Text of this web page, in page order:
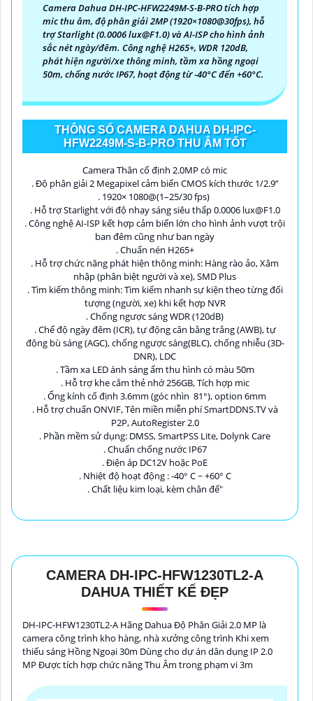
Camera Dahua DH-IPC-HFW2249M-S-B-PRO tích hợp
mic thu âm, độ phân giải 2MP (1920×1080@30fps), hỗ
trợ Starlight (0.0006 lux@F1.0) và AI-ISP cho hình ảnh
sắc nét ngày/đêm. Công nghệ H265+, WDR 120dB,
phát hiện người/xe thông minh, tầm xa hồng ngoại
50m, chống nước IP67, hoạt động từ -40°C đến +60°C.
THÔNG SỐ CAMERA DAHUA DH-IPC-
HFW2249M-S-B-PRO THU ÂM TỐT
Camera Thân cố định 2.0MP có mic
. Độ phân giải 2 Megapixel cảm biến CMOS kích thước 1/2.9”
. 1920× 1080@(1–25/30 fps)
. Hỗ trợ Starlight với độ nhạy sáng siêu thấp 0.0006 lux@F1.0
. Công nghệ AI-ISP kết hợp cảm biến lớn cho hình ảnh vượt trội
ban đêm cũng như ban ngày
. Chuẩn nén H265+
. Hỗ trợ chức năng phát hiện thông minh: Hàng rào ảo, Xâm
nhập (phân biệt người và xe), SMD Plus
. Tìm kiếm thông minh: Tìm kiếm nhanh sự kiện theo từng đối
tượng (người, xe) khi kết hợp NVR
. Chống ngược sáng WDR (120dB)
. Chế độ ngày đêm (ICR), tự động cân bằng trắng (AWB), tự
động bù sáng (AGC), chống ngược sáng(BLC), chống nhiễu (3D-
DNR), LDC
. Tầm xa LED ánh sáng ấm thu hình có màu 50m
. Hỗ trợ khe cắm thẻ nhớ 256GB, Tích hợp mic
. Ống kính cố định 3.6mm (góc nhìn 81°), option 6mm
. Hỗ trợ chuẩn ONVIF, Tên miền miễn phí SmartDDNS.TV và
P2P, AutoRegister 2.0
. Phần mềm sử dụng: DMSS, SmartPSS Lite, Dolynk Care
. Chuẩn chống nước IP67
. Điện áp DC12V hoặc PoE
. Nhiệt độ hoạt động : -40° C ~ +60° C
. Chất liệu kim loại, kèm chân đế"
CAMERA DH-IPC-HFW1230TL2-A
DAHUA THIẾT KẾ ĐẸP
DH-IPC-HFW1230TL2-A Hãng Dahua Độ Phân Giải 2.0 MP là
camera công trình kho hàng, nhà xưởng công trình Khi xem
thiếu sáng Hồng Ngoại 30m Dùng cho dự án dân dụng IP 2.0
MP Được tích hợp chức năng Thu Âm trong phạm vi 3m